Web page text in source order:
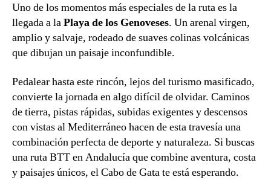
Uno de los momentos más especiales de la ruta es la
llegada a laPlaya de los Genoveses. Un arenal virgen,
amplio y salvaje, rodeado de suaves colinas volcánicas
que dibujan un paisaje inconfundible.
Pedalear hasta este rincón, lejos del turismo masificado,
convierte la jornada en algo difícil de olvidar. Caminos
de tierra, pistas rápidas, subidas exigentes y descensos
con vistas al Mediterráneo hacen de esta travesía una
combinación perfecta de deporte y naturaleza. Si buscas
una ruta BTT en Andalucía que combine aventura, costa
y paisajes únicos, el Cabo de Gata te está esperando.